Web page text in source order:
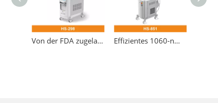
Von der FDA zugelassenes Pikosekunden-Lasergerät zur Tattooentfernung Effizientes 1060-nm-Diodenlaser-Körperskulptur-Gewichtsverlust-Laser-Schlankheitsgerät